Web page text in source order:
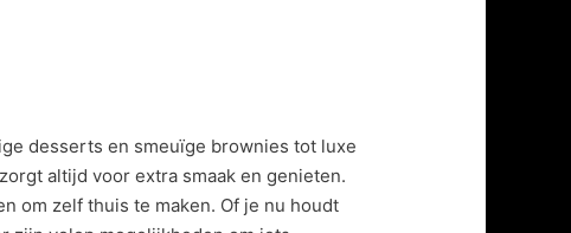
desserts en smeuïge brownies tot luxe
altijd voor extra smaak en genieten.
om zelf thuis te maken. Of je nu houdt